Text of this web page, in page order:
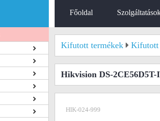
Főoldal
Kifutott termékek Kifutott
Hikvision DS-
HIK-024-999